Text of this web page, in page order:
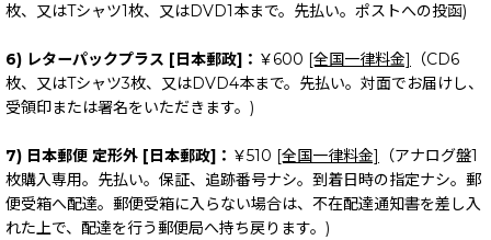
枚、又はTシャツ1枚、又はDVD1本まで。先払い。ポストへの投函)
6) レターパックプラス [日本郵政]： ￥600 [全国一律料金]
（CD6
枚、又はTシャツ3枚、又はDVD4本まで。先払い。対面でお届けし、
受領印または署名をいただきます。)
7) 日本郵便 定形外 [日本郵政]： ￥510 [全国一律料金]
（アナログ盤1
枚購入専用。先払い。保証、追跡番号ナシ。到着日時の指定ナシ。郵
便受箱へ配達。郵便受箱に入らない場合は、不在配達通知書を差し入
れた上で、配達を行う郵便局へ持ち戻ります。)